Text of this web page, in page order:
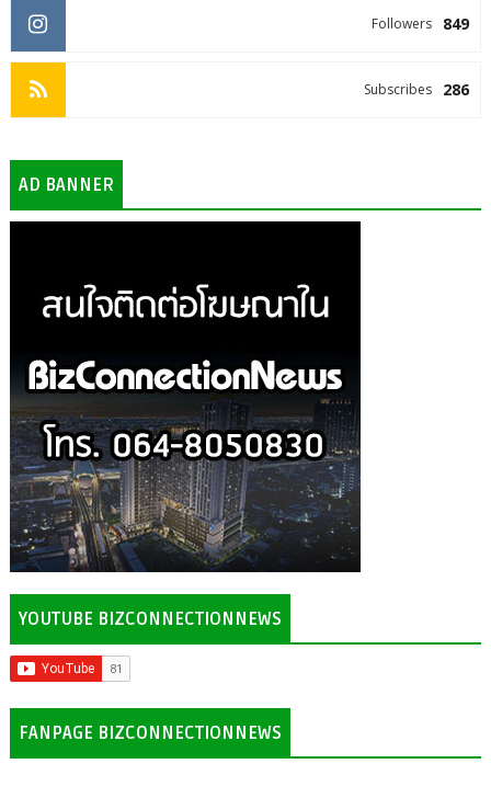
849
Followers
286
Subscribes
AD BANNER
YOUTUBE BIZCONNECTIONNEWS
FANPAGE BIZCONNECTIONNEWS